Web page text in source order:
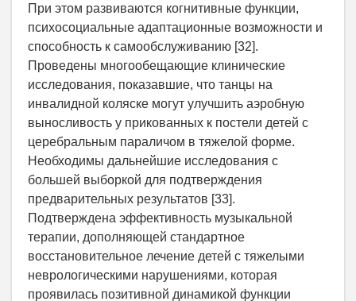
При этом развиваются когнитивные функции,
психосоциальные адаптационные возможности и
способность к самообслуживанию [32].
Проведены многообещающие клинические
исследования, показавшие, что танцы на
инвалидной коляске могут улучшить аэробную
выносливость у прикованных к постели детей с
церебральным параличом в тяжелой форме.
Необходимы дальнейшие исследования с
большей выборкой для подтверждения
предварительных результатов [33].
Подтверждена эффективность музыкальной
терапии, дополняющей стандартное
восстановительное лечение детей с тяжелыми
неврологическими нарушениями, которая
проявилась позитивной динамикой функции